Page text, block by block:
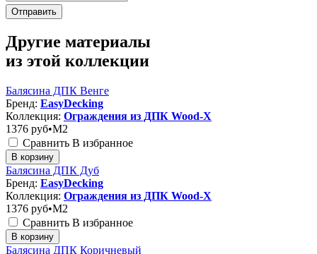
Отправить
Другие материалы
из этой коллекции
Балясина ДПК Венге
Бренд: EasyDecking
Коллекция: Ограждения из ДПК Wood-X
1376 руб•M2
Сравнить В избранное
В корзину
Балясина ДПК Дуб
Бренд: EasyDecking
Коллекция: Ограждения из ДПК Wood-X
1376 руб•M2
Сравнить В избранное
В корзину
Балясина ДПК Коричневый